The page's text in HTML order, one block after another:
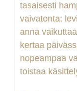
tasaisesti
vaivatonta:
anna
kertaa
nopeampaa
toistaa